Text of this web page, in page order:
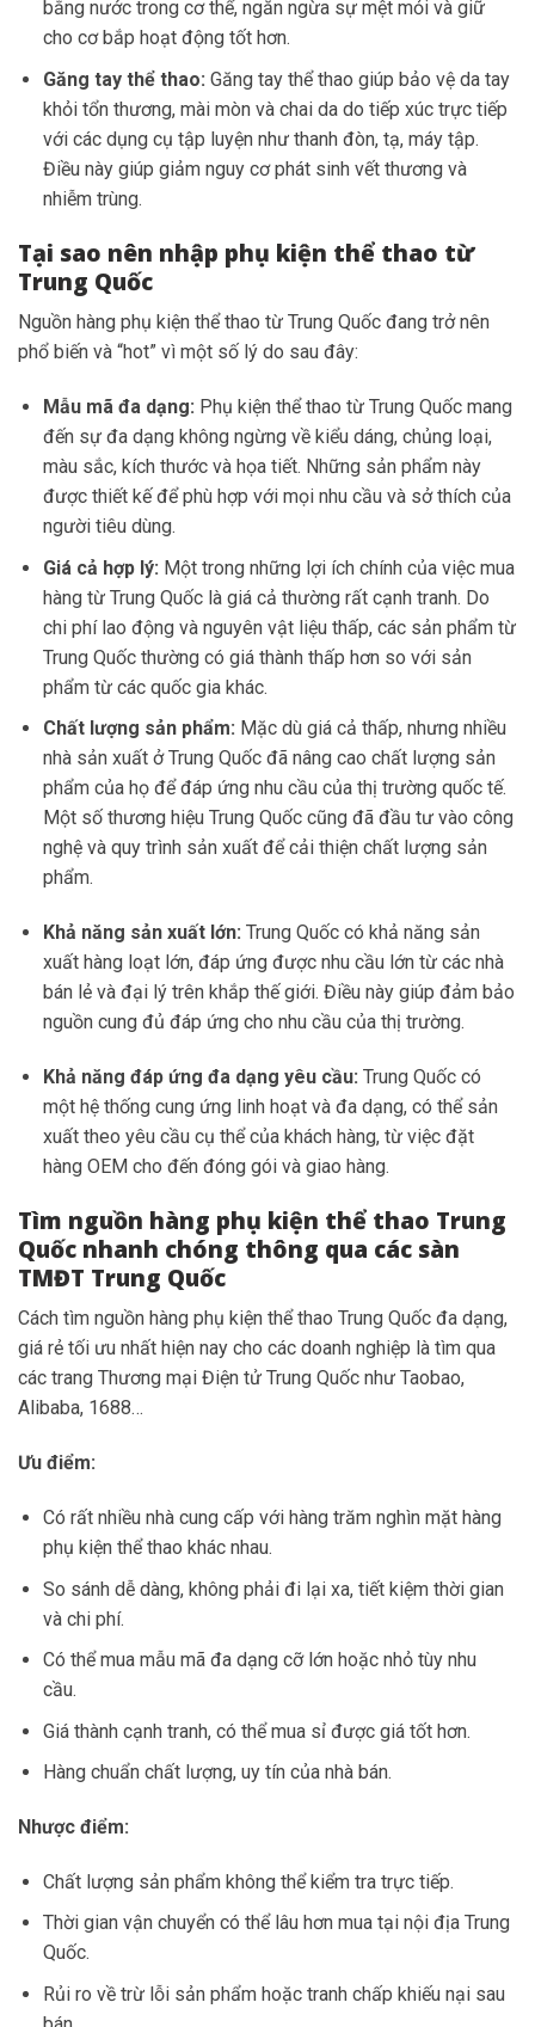
bằng nước trong cơ thể, ngăn ngừa sự mệt mỏi và giữ
cho cơ bắp hoạt động tốt hơn.
Găng tay thể thao: Găng tay thể thao giúp bảo vệ da tay
khỏi tổn thương, mài mòn và chai da do tiếp xúc trực tiếp
với các dụng cụ tập luyện như thanh đòn, tạ, máy tập.
Điều này giúp giảm nguy cơ phát sinh vết thương và
nhiễm trùng.
Tại sao nên nhập phụ kiện thể thao từ
Trung Quốc
Nguồn hàng phụ kiện thể thao từ Trung Quốc đang trở nên
phổ biến và “hot” vì một số lý do sau đây:
Mẫu mã đa dạng: Phụ kiện thể thao từ Trung Quốc mang
đến sự đa dạng không ngừng về kiểu dáng, chủng loại,
màu sắc, kích thước và họa tiết. Những sản phẩm này
được thiết kế để phù hợp với mọi nhu cầu và sở thích của
người tiêu dùng.
Giá cả hợp lý: Một trong những lợi ích chính của việc mua
hàng từ Trung Quốc là giá cả thường rất cạnh tranh. Do
chi phí lao động và nguyên vật liệu thấp, các sản phẩm từ
Trung Quốc thường có giá thành thấp hơn so với sản
phẩm từ các quốc gia khác.
Chất lượng sản phẩm: Mặc dù giá cả thấp, nhưng nhiều
nhà sản xuất ở Trung Quốc đã nâng cao chất lượng sản
phẩm của họ để đáp ứng nhu cầu của thị trường quốc tế.
Một số thương hiệu Trung Quốc cũng đã đầu tư vào công
nghệ và quy trình sản xuất để cải thiện chất lượng sản
phẩm.
Khả năng sản xuất lớn: Trung Quốc có khả năng sản
xuất hàng loạt lớn, đáp ứng được nhu cầu lớn từ các nhà
bán lẻ và đại lý trên khắp thế giới. Điều này giúp đảm bảo
nguồn cung đủ đáp ứng cho nhu cầu của thị trường.
Khả năng đáp ứng đa dạng yêu cầu: Trung Quốc có
một hệ thống cung ứng linh hoạt và đa dạng, có thể sản
xuất theo yêu cầu cụ thể của khách hàng, từ việc đặt
hàng OEM cho đến đóng gói và giao hàng.
Tìm nguồn hàng phụ kiện thể thao Trung
Quốc nhanh chóng thông qua các sàn
TMĐT Trung Quốc
Cách tìm nguồn hàng phụ kiện thể thao Trung Quốc đa dạng,
giá rẻ tối ưu nhất hiện nay cho các doanh nghiệp là tìm qua
các trang Thương mại Điện tử Trung Quốc như Taobao,
Alibaba, 1688…
Ưu điểm:
Có rất nhiều nhà cung cấp với hàng trăm nghìn mặt hàng
phụ kiện thể thao khác nhau.
So sánh dễ dàng, không phải đi lại xa, tiết kiệm thời gian
và chi phí.
Có thể mua mẫu mã đa dạng cỡ lớn hoặc nhỏ tùy nhu
cầu.
Giá thành cạnh tranh, có thể mua sỉ được giá tốt hơn.
Hàng chuẩn chất lượng, uy tín của nhà bán.
Nhược điểm:
Chất lượng sản phẩm không thể kiểm tra trực tiếp.
Thời gian vận chuyển có thể lâu hơn mua tại nội địa Trung
Quốc.
Rủi ro về trừ lỗi sản phẩm hoặc tranh chấp khiếu nại sau